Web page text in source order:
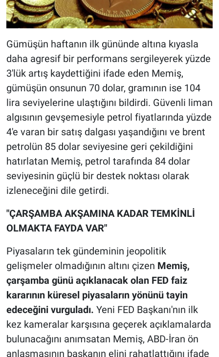
Gümüşün haftanın ilk gününde altına kıyasla
daha agresif bir performans sergileyerek yüzde
3'lük artış kaydettiğini ifade eden Memiş,
gümüşün onsunun 70 dolar, gramının ise 104
lira seviyelerine ulaştığını bildirdi. Güvenli liman
algısının gevşemesiyle petrol fiyatlarında yüzde
4'e varan bir satış dalgası yaşandığını ve brent
petrolün 85 dolar seviyesine geri çekildiğini
hatırlatan Memiş, petrol tarafında 84 dolar
seviyesinin güçlü bir destek noktası olarak
izleneceğini dile getirdi.
"ÇARŞAMBA AKŞAMINA KADAR TEMKİNLİ
OLMAKTA FAYDA VAR"
Piyasaların tek gündeminin jeopolitik
gelişmeler olmadığının altını çizen Memiş,
çarşamba günü açıklanacak olan FED faiz
kararının küresel piyasaların yönünü tayin
edeceğini vurguladı. Yeni FED Başkanı'nın ilk
kez kameralar karşısına geçerek açıklamalarda
bulunacağını anımsatan Memiş, ABD-İran ön
anlaşmasının başkanın elini rahatlattığını ifade